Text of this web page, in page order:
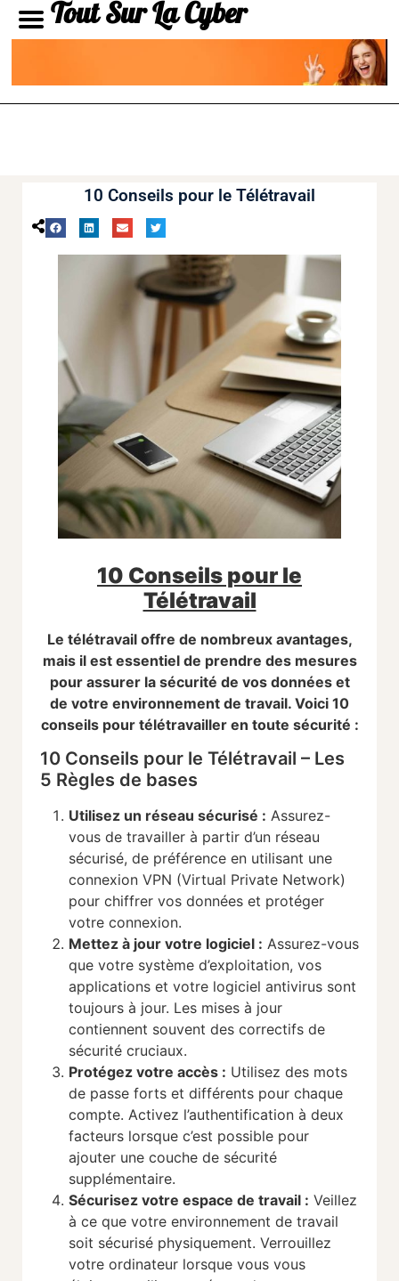
Tout Sur La Cyber
10 Conseils pour le Télétravail
10 Conseils pour le
Télétravail
Le télétravail offre de nombreux avantages,
mais il est essentiel de prendre des mesures
pour assurer la sécurité de vos données et
de votre environnement de travail. Voici 10
conseils pour télétravailler en toute sécurité :
10 Conseils pour le Télétravail – Les
5 Règles de bases
Utilisez un réseau sécurisé : Assurez-
vous de travailler à partir d’un réseau
sécurisé, de préférence en utilisant une
connexion VPN (Virtual Private Network)
pour chiffrer vos données et protéger
votre connexion.
Mettez à jour votre logiciel : Assurez-vous
que votre système d’exploitation, vos
applications et votre logiciel antivirus sont
toujours à jour. Les mises à jour
contiennent souvent des correctifs de
sécurité cruciaux.
Protégez votre accès : Utilisez des mots
de passe forts et différents pour chaque
compte. Activez l’authentification à deux
facteurs lorsque c’est possible pour
ajouter une couche de sécurité
supplémentaire.
Sécurisez votre espace de travail : Veillez
à ce que votre environnement de travail
soit sécurisé physiquement. Verrouillez
votre ordinateur lorsque vous vous